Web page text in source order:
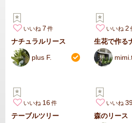
いいね 7
ナチュラルリース
plus F.
いいね 2
いいね 16
テーブルツリー
いいね
森のリース